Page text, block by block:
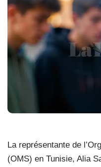
La représentante de
(OMS) en Tunisie, Alia